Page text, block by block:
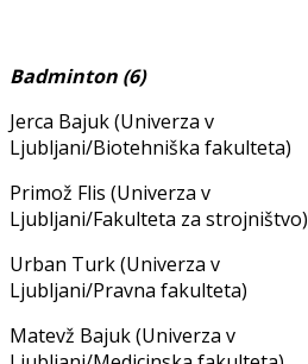
Badminton (6)
Jerca Bajuk (Univerza v
Ljubljani/Biotehniška fakulteta)
Primož Flis (Univerza v
Ljubljani/Fakulteta za strojništvo)
Urban Turk (Univerza v
Ljubljani/Pravna fakulteta)
Matevž Bajuk (Univerza v